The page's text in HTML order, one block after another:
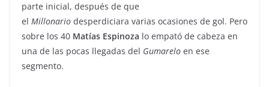
parte inicial, después de que
el Millonario desperdiciara varias ocasiones de gol. Pero
sobre los 40 Matías Espinoza lo empató de cabeza en
una de las pocas llegadas del Gumarelo en ese
segmento.